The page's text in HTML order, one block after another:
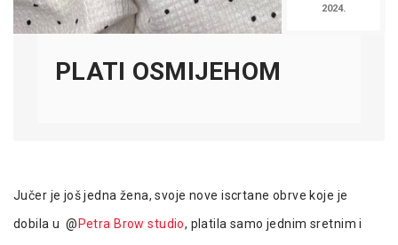
2024.
PLATI OSMIJEHOM
Jučer je još jedna žena, svoje nove iscrtane obrve koje je
dobila u @ Petra Brow studio, platila samo jednim sretnim i